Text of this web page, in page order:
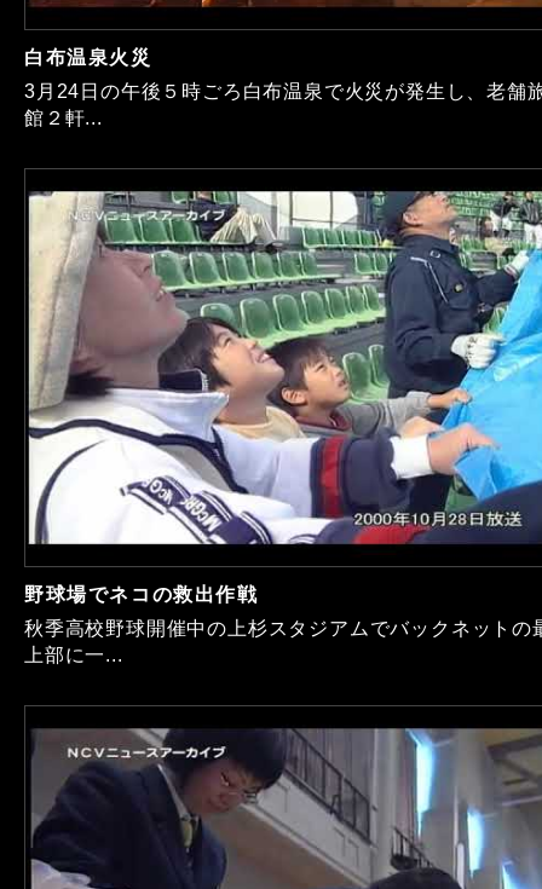
白布温泉火災
3月24日の午後５時ごろ白布温泉で火災が発生し、老舗
館２軒...
野球場でネコの救出作戦
秋季高校野球開催中の上杉スタジアムでバックネットの
上部に一...